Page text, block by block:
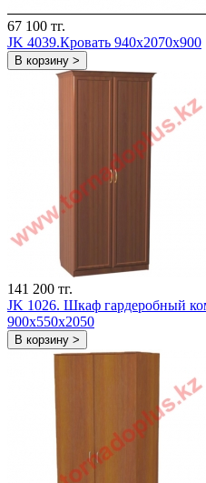
67 100 тг.
JK 4039.Кровать 940x2070x900
В корзину >
141 200 тг.
JK 1026. Шкаф гардеробный
900х550х2050
В корзину >